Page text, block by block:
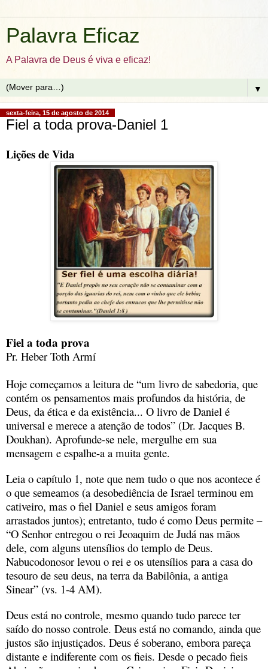
Palavra Eficaz
A Palavra de Deus é viva e eficaz!
▼
sexta-feira, 15 de agosto de 2014
Fiel a toda prova-Daniel 1
Lições de Vida
Fiel a toda prova
Pr. Heber Toth Armí
Hoje começamos a leitura de “um livro de sabedoria, que
contém os pensamentos mais profundos da história, de
Deus, da ética e da existência... O livro de Daniel é
universal e merece a atenção de todos” (Dr. Jacques B.
Doukhan). Aprofunde-se nele, mergulhe em sua
mensagem e espalhe-a a muita gente.
Leia o capítulo 1, note que nem tudo o que nos acontece é
o que semeamos (a desobediência de Israel terminou em
cativeiro, mas o fiel Daniel e seus amigos foram
arrastados juntos); entretanto, tudo é como Deus permite –
“O Senhor entregou o rei Jeoaquim de Judá nas mãos
dele, com alguns utensílios do templo de Deus.
Nabucodonosor levou o rei e os utensílios para a casa do
tesouro de seu deus, na terra da Babilônia, a antiga
Sinear” (vs. 1-4 AM).
Deus está no controle, mesmo quando tudo parece ter
saído do nosso controle. Deus está no comando, ainda que
justos são injustiçados. Deus é soberano, embora pareça
distante e indiferente com os fieis. Desde o pecado fieis